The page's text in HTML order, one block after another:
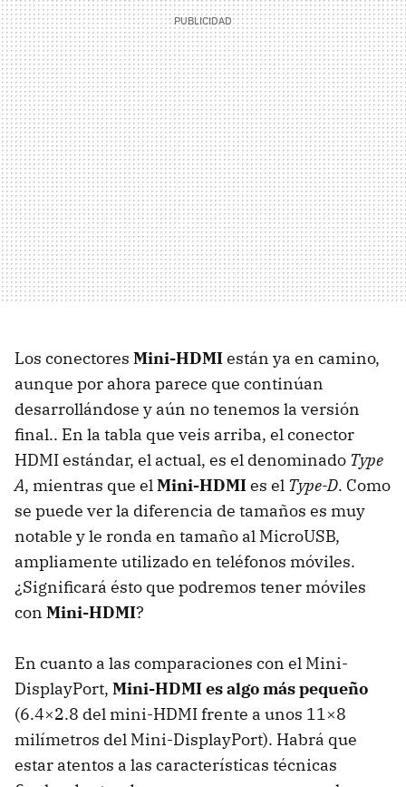
Los conectores Mini-HDMIestán ya en camino,
aunque por ahora parece que continúan
desarrollándose y aún no tenemos la versión
final.. En la tabla que veis arriba, el conector
HDMIestándar, el actual, es el denominado Type
A, mientras que elMini-HDMIes el Type-D. Como
se puede ver la diferencia de tamaños es muy
notable y le ronda en tamaño al MicroUSB,
ampliamente utilizado en teléfonos móviles.
¿Significará ésto que podremos tener móviles
con Mini-HDMI?
En cuanto a las comparaciones con el Mini-
DisplayPort, Mini-HDMIes algo más pequeño
(6.4×2.8 del mini-HDMIfrente a unos 11×8
milímetros del Mini-DisplayPort). Habrá que
estar atentos a las características técnicas